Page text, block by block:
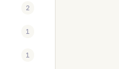
2
1
1